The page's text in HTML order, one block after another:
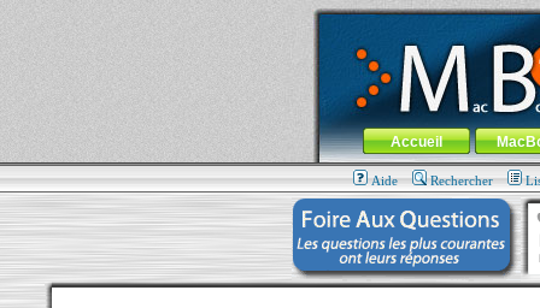
MacBook-fr.com : 100% Apple... 100%
Aller au contenu-Aller au menu
Menu général
Accueil
Aide Rechercher